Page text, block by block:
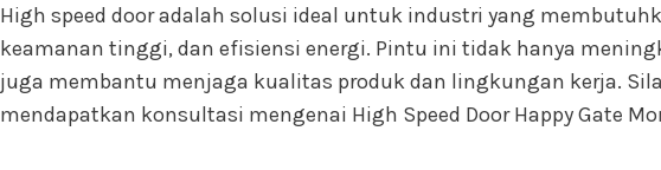
High speed door adalah solusi ideal untuk industri yang
keamanan tinggi, dan efisiensi energi. Pintu ini tidak hanya
juga membantu menjaga kualitas produk dan lingkungan kerja.
mendapatkan konsultasi mengenai High Speed Door Happy Gate